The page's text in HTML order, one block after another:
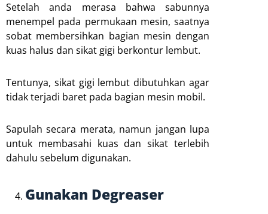
Setelah anda merasa bahwa sabunnya
menempel pada permukaan mesin, saatnya
sobat membersihkan bagian mesin dengan
kuas halus dan sikat gigi berkontur lembut.
Tentunya, sikat gigi lembut dibutuhkan agar
tidak terjadi baret pada bagian mesin mobil.
Sapulah secara merata, namun jangan lupa
untuk membasahi kuas dan sikat terlebih
dahulu sebelum digunakan.
Gunakan Degreaser